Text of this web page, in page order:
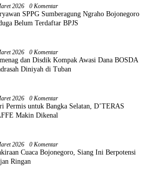
2026 0 Komentar
SPPG Sumberagung Ngraho Bojonegoro
Belum Terdaftar BPJS
2026 0 Komentar
dan Disdik Kompak Awasi Dana BOSDA
Diniyah di Tuban
2026 0 Komentar
Permis untuk Bangka Selatan, D’TERAS
Makin Dikenal
2026 0 Komentar
Cuaca Bojonegoro, Siang Ini Berpotensi
Ringan